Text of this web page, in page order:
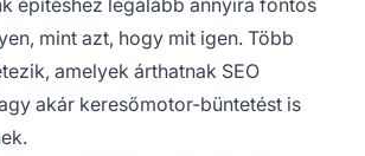
építéshez legalább annyira fontos
mint azt, hogy mit igen. Több
amelyek árthatnak SEO
akár keresőmotor-büntetést is